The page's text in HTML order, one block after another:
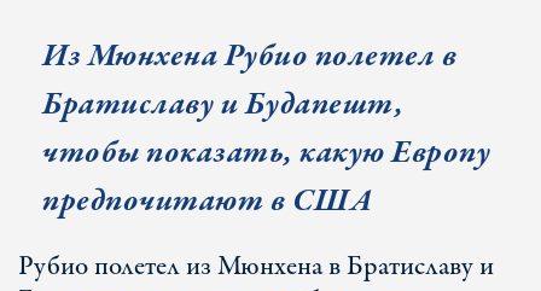
Из Мюнхена Рубио полетел в
Братиславу и Будапешт,
чтобы показать, какую Европу
предпочитают в США
Рубио полетел из Мюнхена в Братиславу и